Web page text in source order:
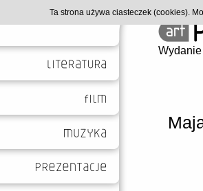
Ta strona używa ciasteczek (cookies).